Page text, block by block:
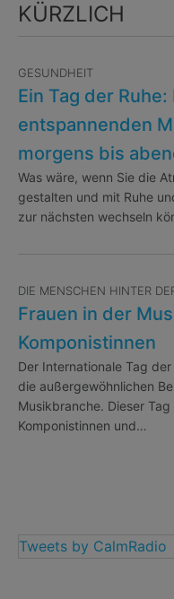
KÜRZLICH
GESUNDHEIT
Ein Tag der
entspannenden
morgens bis
Was wäre, wenn Sie die
gestalten und mit Ruhe
zur nächsten wechseln
DIE MENSCHEN HINTER
Frauen in der
Komponistinnen
Der Internationale Tag
die außergewöhnlichen
Musikbranche. Dieser
Komponistinnen und…
Tweets by CalmRadio